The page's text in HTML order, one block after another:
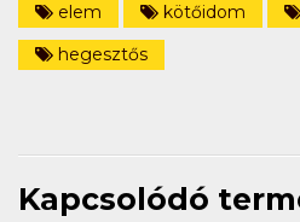
elem
kötőidom
hegesztős
Kapcsolódó